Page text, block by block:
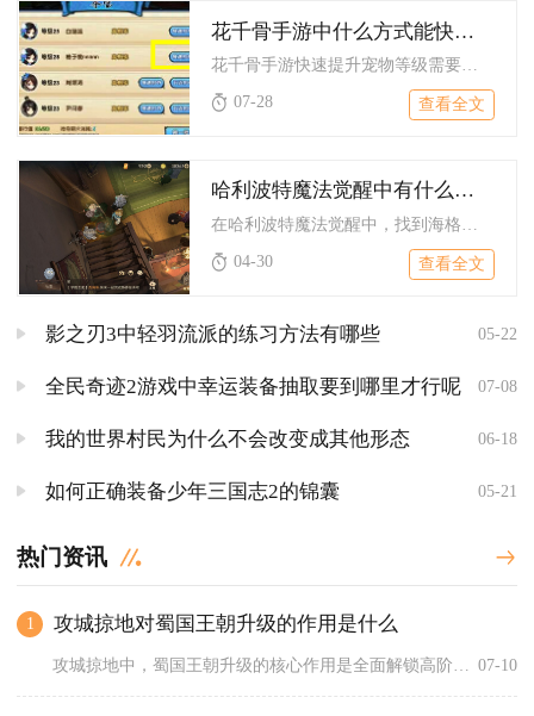
花千骨手游中什么方式能快速提升宠物等级
花千骨手游快速提升宠物等级需要搭配定向经验道具、专属宠物副本...
07-28
查看全文
哈利波特魔法觉醒中有什么方法可以找到海格
在哈利波特魔法觉醒中，找到海格的核心方法是解锁海格小屋、定位...
04-30
查看全文
影之刃3中轻羽流派的练习方法有哪些 05-22
全民奇迹2游戏中幸运装备抽取要到哪里才行呢 07-08
我的世界村民为什么不会改变成其他形态 06-18
如何正确装备少年三国志2的锦囊 05-21
热门资讯
1 攻城掠地对蜀国王朝升级的作用是什么
攻城掠地中，蜀国王朝升级的核心作用是全面解锁高阶特权、大幅提... 07-10